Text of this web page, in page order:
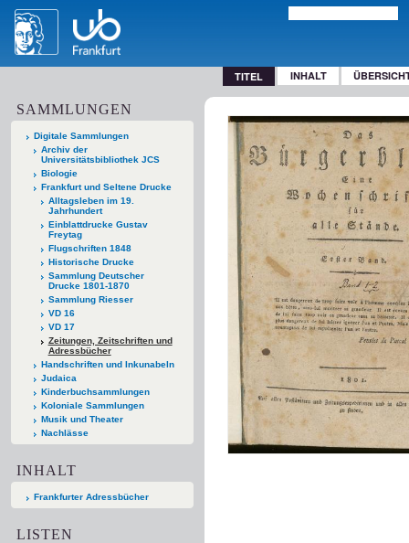
TITEL INHALT
SAMMLUNGEN
Digitale Sammlungen
Archiv der
Universitätsbibliothek JCS
Biologie
Frankfurt und Seltene Drucke
Alltagsleben im 19.
Jahrhundert
Einblattdrucke Gustav
Freytag
Flugschriften 1848
Historische Drucke
Sammlung Deutscher
Drucke 1801-1870
Sammlung Riesser
VD 16
VD 17
Zeitungen, Zeitschriften und
Adressbücher
Handschriften und Inkunabeln
Judaica
Kinderbuchsammlungen
Koloniale Sammlungen
Musik und Theater
Nachlässe
INHALT
Frankfurter Adressbücher
LISTEN